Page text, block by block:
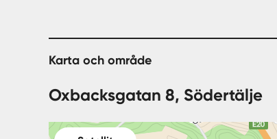
Karta och område
Oxbacksgatan 8, Södertälje